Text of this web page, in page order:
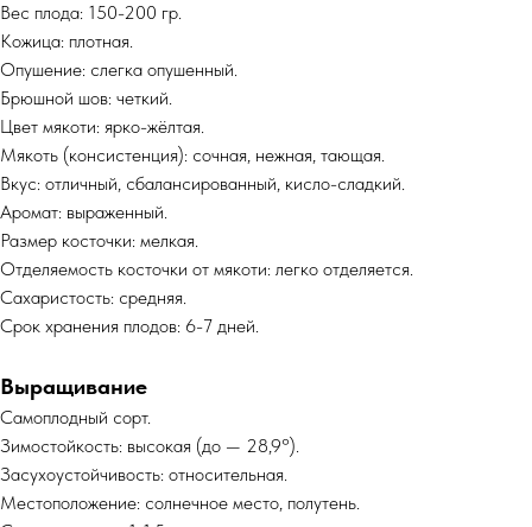
Вес плода: 150-200 гр.
Кожица: плотная.
Опушение: слегка опушенный.
Брюшной шов: четкий.
Цвет мякоти: ярко-жёлтая.
Мякоть (консистенция): сочная, нежная, тающая.
Вкус: отличный, сбалансированный, кисло-сладкий.
Аромат: выраженный.
Размер косточки: мелкая.
Отделяемость косточки от мякоти: легко отделяется.
Сахаристость: средняя.
Срок хранения плодов: 6-7 дней.
Выращивание
Самоплодный сорт.
Зимостойкость: высокая (до — 28,9°).
Засухоустойчивость: относительная.
Местоположение: солнечное место, полутень.